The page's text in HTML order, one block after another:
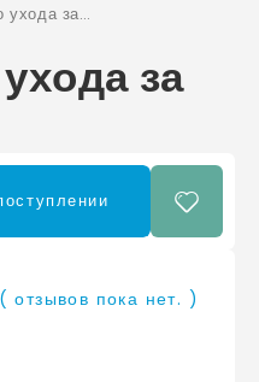
ухода за
за
( отзывов пока нет. )